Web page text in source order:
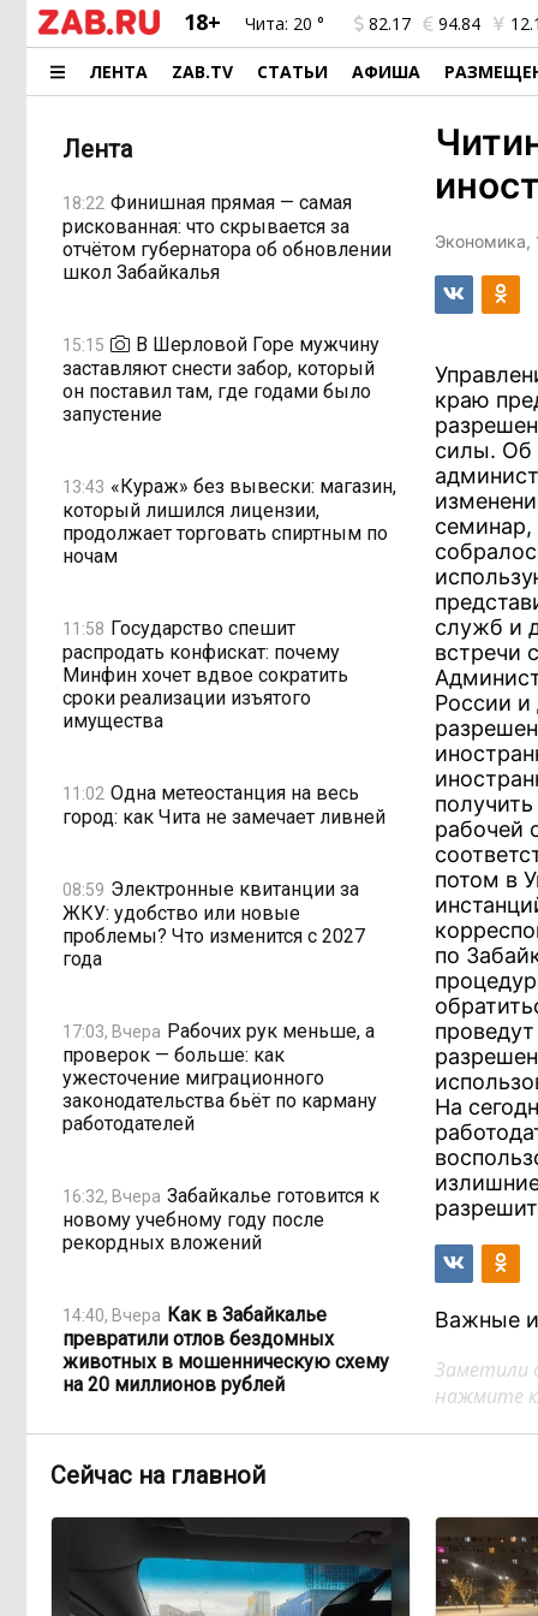
18+ Чита: 20 ° 82.17 94.84
ЛЕНТА ZAB.TV СТАТЬИ АФИША
Лента
18:22 Финишная прямая — самая
рискованная: что скрывается за
отчётом губернатора об обновлении
школ Забайкалья
15:15
В Шерловой Горе мужчину
заставляют снести забор, который
он поставил там, где годами было
запустение
13:43 «Кураж» без вывески: магазин,
который лишился лицензии,
продолжает торговать спиртным по
ночам
11:58 Государство спешит
распродать конфискат: почему
Минфин хочет вдвое сократить
сроки реализации изъятого
имущества
11:02 Одна метеостанция на весь
город: как Чита не замечает ливней
08:59 Электронные квитанции за
ЖКУ: удобство или новые
проблемы? Что изменится с 2027
года
17:03, Вчера Рабочих рук меньше, а
проверок — больше: как
ужесточение миграционного
законодательства бьёт по карману
работодателей
16:32, Вчера Забайкалье готовится к
новому учебному году после
рекордных вложений
14:40, Вчера Как в Забайкалье
превратили отлов бездомных
животных в мошенническую схему
на 20 миллионов рублей
запрет купания на Арахлее и Кеноне
13:15, Вчера Вода за 68 миллионов:
ТГК-14 заплатит государству за
пользование Кеноном и Ингодой
Экономика,
краю
силы. Об
служб и
встречи
России и
рабочей
потом в
по
На
Важные
Заметили
нажмите
Сейчас на главной